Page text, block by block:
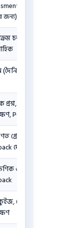
FOR Learning
জন্য)
চলাকালীন —
সাপ্তাহিক)
কুইজ,
Portfolio
গ্রেড নয়,
দেওয়া হয়
ও বিস্তারিত
হোমওয়ার্ক,